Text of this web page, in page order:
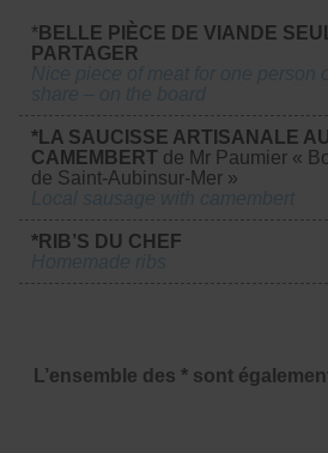
*BELLE PIÈCE DE VIANDE
PARTAGER
*LA SAUCISSE ARTISANALE AU
CAMEMBERT de Mr Paumier «
de Saint-Aubinsur-Mer »
*RIB’S DU CHEF
L’ensemble des * sont